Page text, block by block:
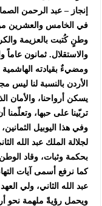
إنجاز – عبد الرحمن
في الخامس والعشرين من
وطنٍ كُتبت بالعزيمة
والاستقلال. ثمانون عاماً
ومضيءٌ بقيادته الهاشمية
الأردن بالنسبة لنا ليس
يسكن أرواحنا، والأمان
تربّينا على حبها، وتعلّمنا
وفي هذا اليوبيل
لجلالة الملك عبد الله
بحكمة وثبات، وقاد
كما نرفع أسمى آيات
عبد الله الثاني، ولي
ويحمل رؤيةً ملهمة نحو